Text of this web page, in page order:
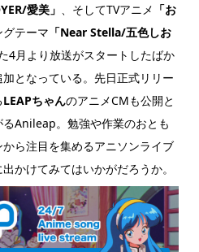
愛美」 、そしてTVアニメ 「お
テーマ 「Near Stella/五色しお
4月より放送がスタートしたばか
となっている。先日正式リリー
LEAPちゃんのアニメCMも公開と
Anileap。勉強や作業のおとも
ら注目を集めるアニソンライブ
かけてみてはいかがだろうか。